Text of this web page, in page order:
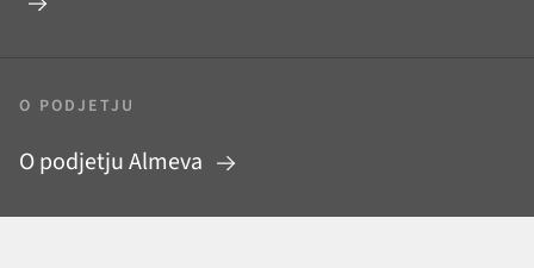
O PODJETJU
O podjetju Almeva